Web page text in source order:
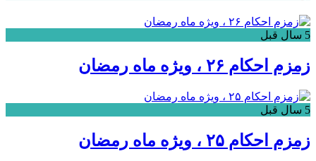
5 سال قبل
زمزم احکام ۲۶ ، ویژه ماه رمضان
5 سال قبل
زمزم احکام ۲۵ ، ویژه ماه رمضان